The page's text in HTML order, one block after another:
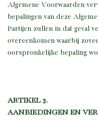
Algemene Voorwaarden
bepalingen van deze
Partijen zullen in dat geval
overeenkomen waarbij
oorspronkelijke bepaling
ARTIKEL 3.
AANBIEDINGEN EN